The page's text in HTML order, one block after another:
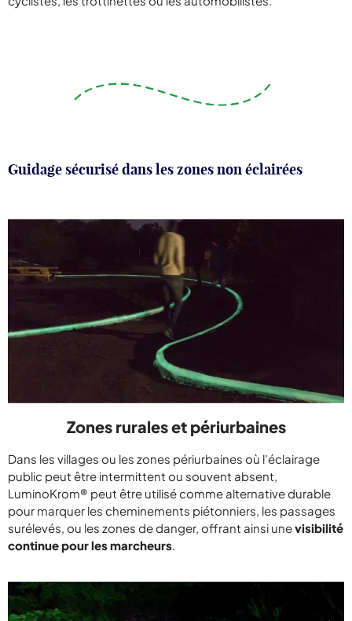
Guidage sécurisé dans les zones non éclairées
Zones rurales et périurbaines
Dans les villages ou les zones périurbaines où l'éclairage
public peut être intermittent ou souvent absent,
LuminoKrom® peut être utilisé comme alternative durable
pour marquer les cheminements piétonniers, les passages
surélevés, ou les zones de danger, offrant ainsi unevisibilité
continue pour les marcheurs.